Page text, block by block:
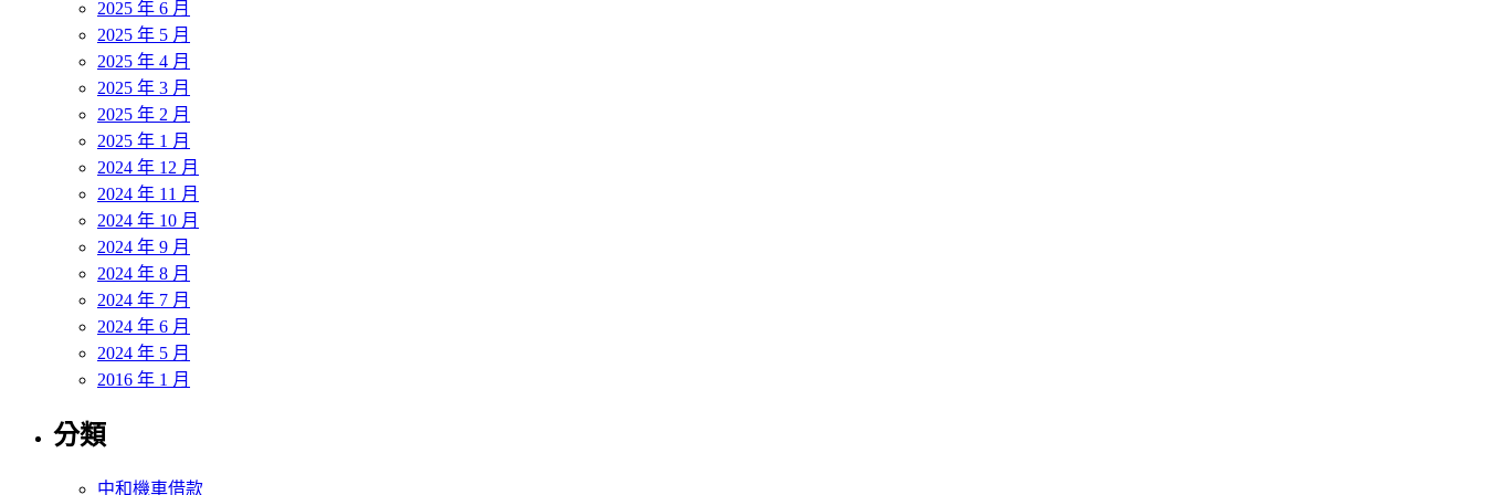
2025 年 6 月
2025 年 5 月
2025 年 4 月
2025 年 3 月
2025 年 2 月
2025 年 1 月
2024 年 12 月
2024 年 11 月
2024 年 10 月
2024 年 9 月
2024 年 8 月
2024 年 7 月
2024 年 6 月
2024 年 5 月
2016 年 1 月
分類
中和機車借款